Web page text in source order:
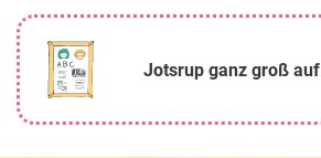
Jotsrup ganz groß